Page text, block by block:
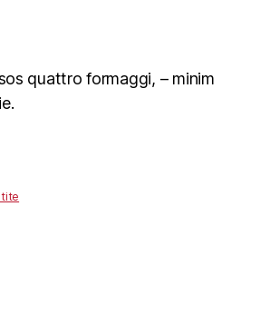
quattro formaggi, – minim